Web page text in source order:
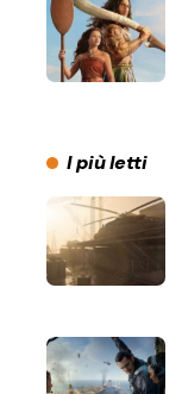
I più letti